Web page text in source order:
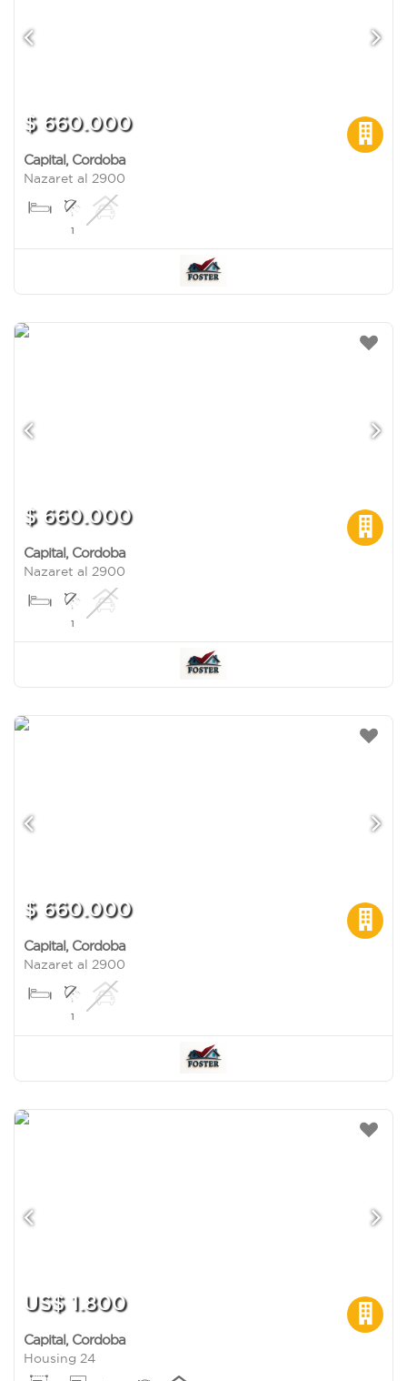
$ 660.000
Capital, Cordoba
Nazaret al 2900
1
$ 660.000
Capital, Cordoba
Nazaret al 2900
1
$ 660.000
Capital, Cordoba
Nazaret al 2900
1
US$ 1.800
Capital, Cordoba
Housing 24